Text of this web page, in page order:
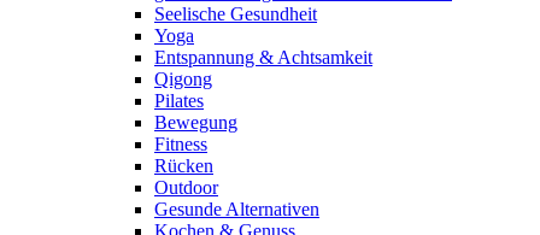
Seelische Gesundheit
Yoga
Entspannung & Achtsamkeit
Qigong
Pilates
Bewegung
Fitness
Rücken
Outdoor
Gesunde Alternativen
Kochen & Genuss